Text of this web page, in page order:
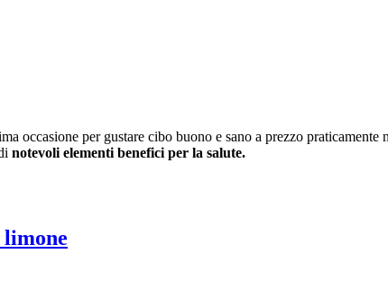
occasione per gustare cibo buono e sano a prezzo
notevoli elementi benefici per la salute.
limone